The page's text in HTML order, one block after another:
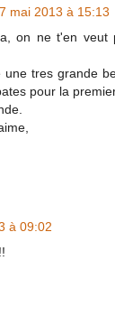
mai 2013 à 15:13
on ne t'en veut
une tres grande
pour la
à 09:02